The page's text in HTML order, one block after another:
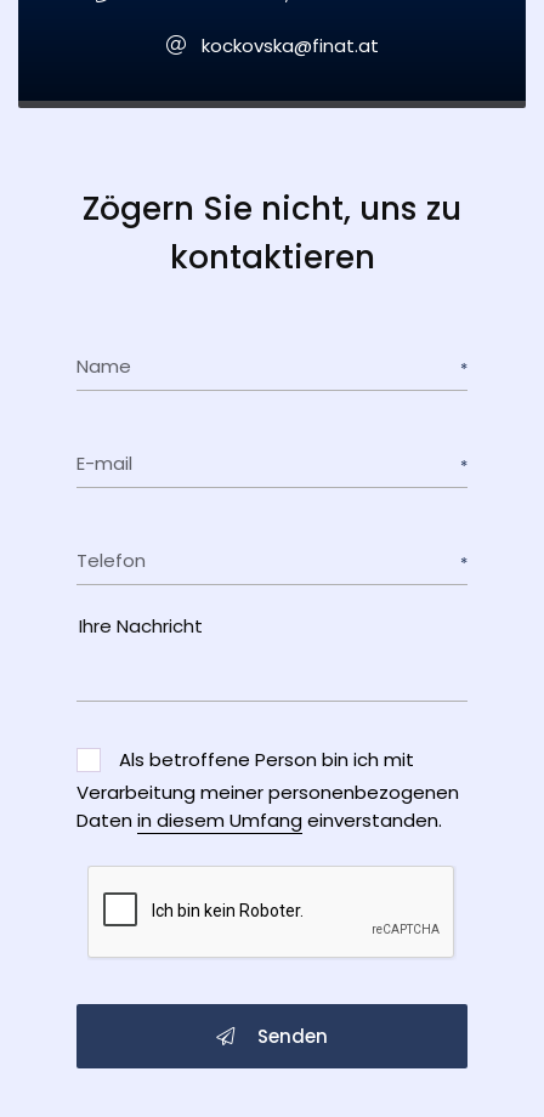
kockovska@finat.at
Zögern Sie nicht, uns zu
kontaktieren
Name
E-mail
Telefon
Als betroffene Person bin ich mit
Verarbeitung meiner personenbezogenen
Datenin diesem Umfangeinverstanden.
Senden